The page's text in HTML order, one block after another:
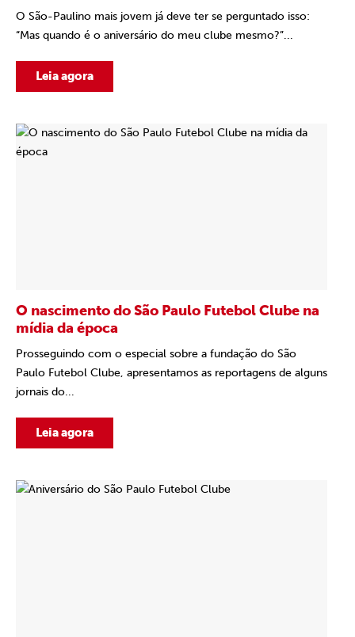
O São-Paulino mais jovem já deve ter se perguntado isso:
“Mas quando é o aniversário do meu clube mesmo?”...
Leia agora
O nascimento do São Paulo Futebol Clube na
mídia da época
Prosseguindo com o especial sobre a fundação do São
Paulo Futebol Clube, apresentamos as reportagens de alguns
jornais do...
Leia agora